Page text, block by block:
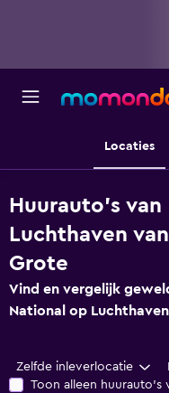
Locaties
Huurauto's
Luchthaven
Grote
Vind en vergelijk
National op
Zelfde inleverlocatie
Toon alleen huurauto's